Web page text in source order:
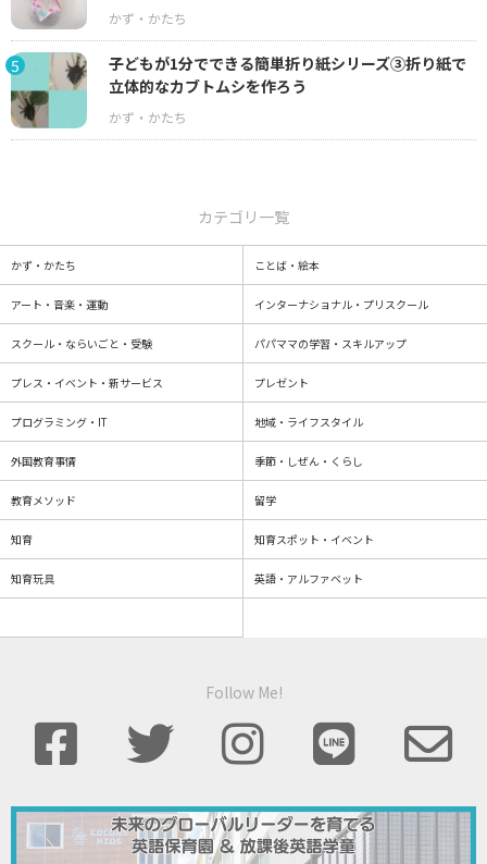
5
子どもが1分でできる簡単折り紙シリーズ③折り紙で
立体的なカブトムシを作ろう
カテゴリ一覧
かず・かたち ことば・絵本
アート・音楽・運動 インターナショナル・プリスクール
スクール・ならいごと・受験 パパママの学習・スキルアップ
プレス・イベント・新サービス プレゼント
プログラミング・IT 地域・ライフスタイル
外国教育事情 季節・しぜん・くらし
教育メソッド 留学
知育 知育スポット・イベント
知育玩具 英語・アルファベット
Follow Me!